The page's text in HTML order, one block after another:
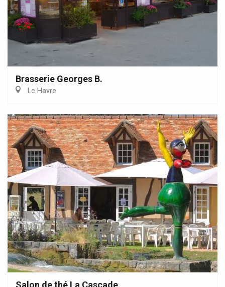
Brasserie Georges B.
Le Havre
Salon de thé La Cascade